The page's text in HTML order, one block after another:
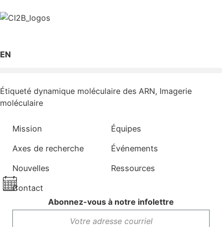
EN
Étiqueté dynamique moléculaire des ARN, Imagerie
moléculaire
Mission
Équipes
Axes de recherche
Événements
Nouvelles
Ressources
Contact
Abonnez-vous à notre infolettre